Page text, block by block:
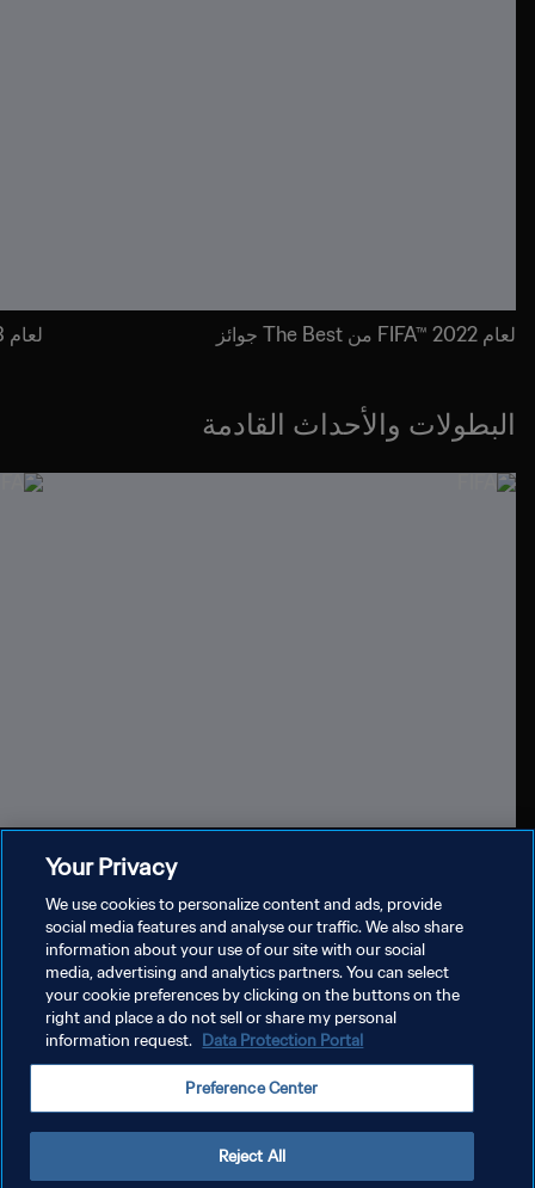
لعام FIFA™ 2022 من The Best جوائز لعام FIFA™ 2023 من The Best جوائز
البطولات والأحداث القادمة
عرض الكل
سياسة الخصوصية
شروط الخدمة
Your Privacy
We use cookies to personalize content and ads, provide
social media features and analyse our traffic. We also share
information about your use of our site with our social
media, advertising and analytics partners. You can select
your cookie preferences by clicking on the buttons on the
right and place a do not sell or share my personal
information request. Data Protection Portal
Preference Center
Reject All